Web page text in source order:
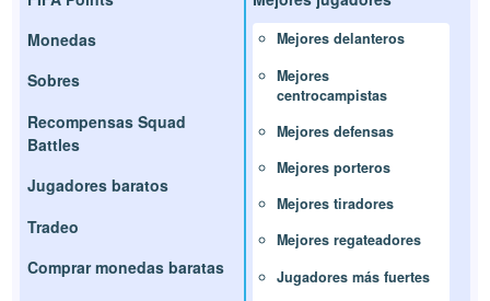
Monedas
Sobres
Recompensas Squad
Battles
Jugadores baratos
Tradeo
Comprar monedas baratas
Mejores delanteros
Mejores
centrocampistas
Mejores defensas
Mejores porteros
Mejores tiradores
Mejores regateadores
Jugadores más fuertes